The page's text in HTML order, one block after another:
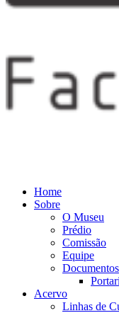
Home
Sobre
O Museu
Prédio
Comissão
Equipe
Documentos
Acervo
Linhas de